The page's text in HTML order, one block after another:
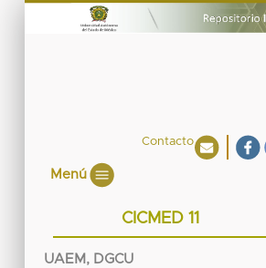
Contacto
Menú
CICMED 11
UAEM, DGCU